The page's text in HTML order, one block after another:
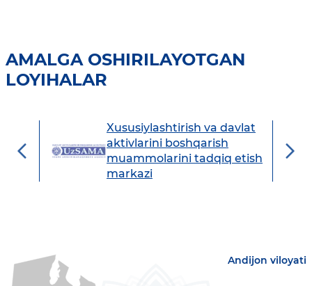
AMALGA OSHIRILAYOTGAN
LOYIHALAR
Xususiylashtirish va davlat
aktivlarini boshqarish
muammolarini tadqiq etish
markazi
Andijon viloyati